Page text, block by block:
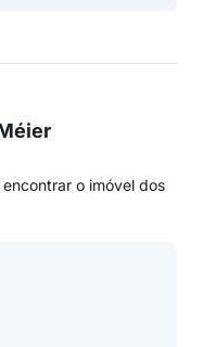
o imóvel dos